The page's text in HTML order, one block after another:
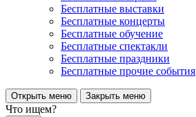
Бесплатные выставки
Бесплатные концерты
Бесплатные обучение
Бесплатные спектакли
Бесплатные праздники
Бесплатные прочие события
Открыть меню Закрыть меню
Что ищем?